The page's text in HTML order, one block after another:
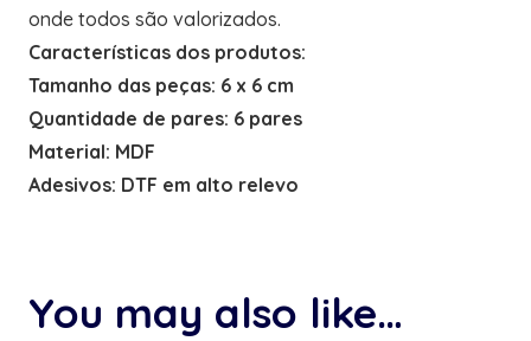
onde todos são valorizados.
Características dos produtos:
Tamanho das peças: 6 x 6 cm
Quantidade de pares: 6 pares
Material: MDF
Adesivos: DTF em alto relevo
You may also like…